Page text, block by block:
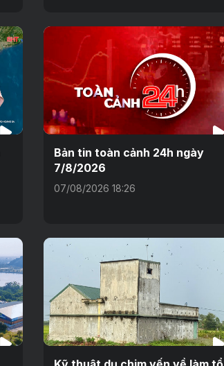
Bản tin toàn cảnh 24h ngày
7/8/2026
07/08/2026 18:26